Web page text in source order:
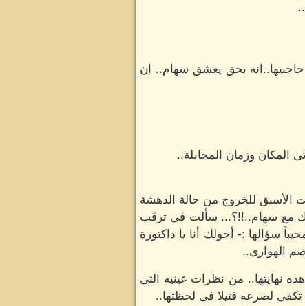
بحق يعشق سهام.. ان
المكان وزمان المجابلة..
الأسبق للخروج من حالة الدهشة
مع سهام..!!؟... سألت فى ترقب
سؤالها :- أجولك أنا يا داكتورة
الهوارى..
نهايتها.. من نظرات عينيه التى
لصرعه قتيلا فى لحظتها..